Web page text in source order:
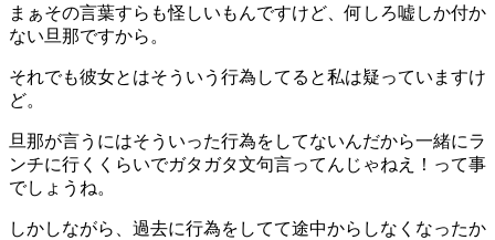
まぁその言葉すらも怪しいもんですけど、何しろ嘘しか付か
ない旦那ですから。
それでも彼女とはそういう行為してると私は疑っていますけ
ど。
旦那が言うにはそういった行為をしてないんだから一緒にラ
ンチに行くくらいでガタガタ文句言ってんじゃねえ！って事
でしょうね。
しかしながら、過去に行為をしてて途中からしなくなったか